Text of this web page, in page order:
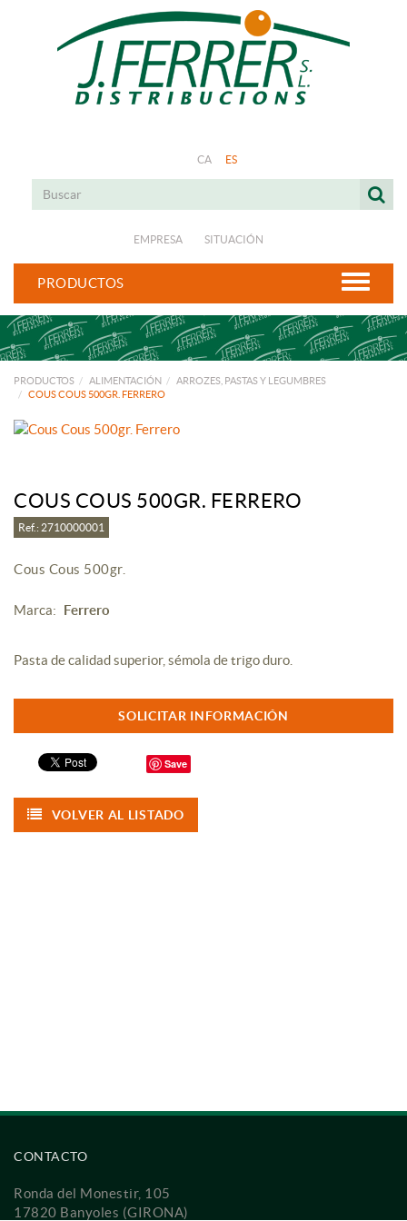
CA ES
EMPRESA SITUACIÓN
PRODUCTOS
PRODUCTOS ALIMENTACIÓN
ARROZES, PASTAS Y LEGUMBRES
COUS COUS 500GR. FERRERO
COUS COUS 500GR. FERRERO
Ref.: 2710000001
Cous Cous 500gr.
Marca: Ferrero
Pasta de calidad superior, sémola de trigo duro.
SOLICITAR INFORMACIÓN
Save
VOLVER AL LISTADO
CONTACTO
Ronda del Monestir, 105
17820 Banyoles (GIRONA)